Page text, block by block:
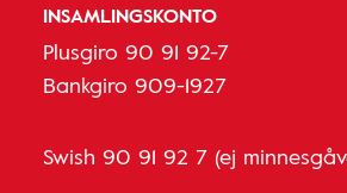
INSAMLINGSKONTO
Plusgiro 90 91 92-7
Bankgiro 909-1927
Swish 90 91 92 7 (ej